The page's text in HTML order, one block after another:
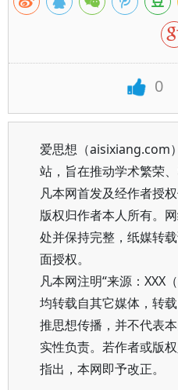
0
爱思想（aisixiang.com
站，旨在推动学术繁荣、
凡本网首发及经作者授
版权归作者本人所有。
处并保持完整，纸媒转
面授权。
凡本网注明“来源：XXX
均转载自其它媒体，转
推思想传播，并不代表
实性负责。若作者或版
指出，本网即予改正。